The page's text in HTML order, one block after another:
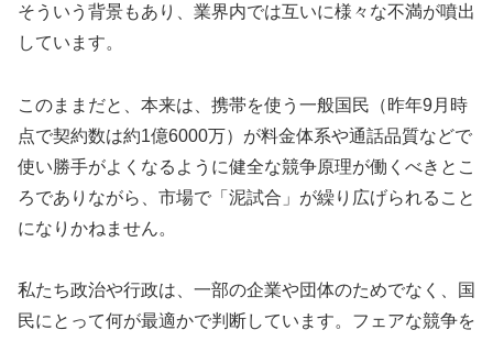
そういう背景もあり、業界内では互いに様々な不満が噴出
しています。
このままだと、本来は、携帯を使う一般国民（昨年9月時
点で契約数は約1億6000万）が料金体系や通話品質などで
使い勝手がよくなるように健全な競争原理が働くべきとこ
ろでありながら、市場で「泥試合」が繰り広げられること
になりかねません。
私たち政治や行政は、一部の企業や団体のためでなく、国
民にとって何が最適かで判断しています。フェアな競争を